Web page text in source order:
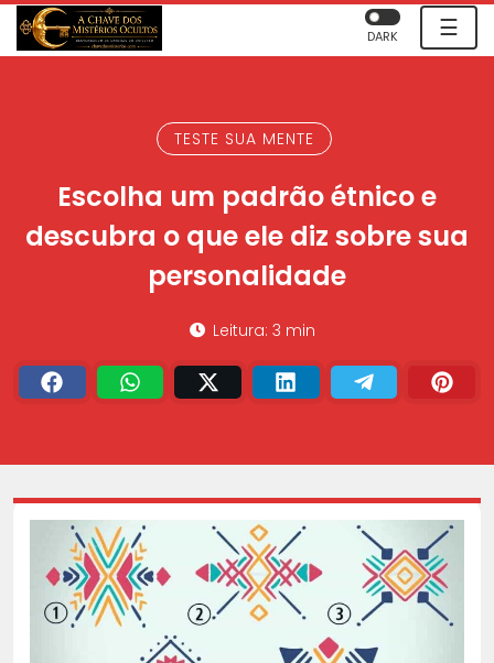
☰
DARK
TESTE SUA MENTE
Escolha um padrão étnico e
descubra o que ele diz sobre sua
personalidade
Leitura: 3 min